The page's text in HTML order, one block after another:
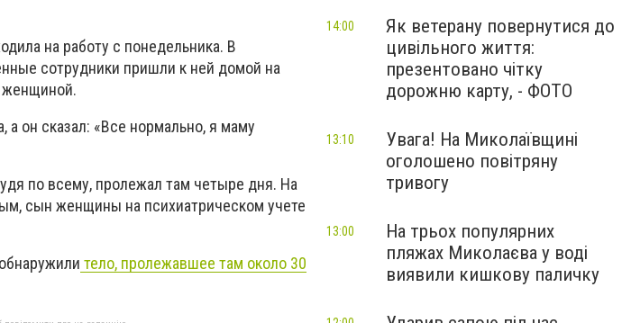
на работу с понедельника. В
сотрудники пришли к ней домой на
женщиной.
он сказал: «Все нормально, я маму
по всему, пролежал там четыре дня. На
сын женщины на психиатрическом учете
тело, пролежавшее там около 30
Як ветерану повернутися до
цивільного життя:
презентовано чітку
дорожню карту, - ФОТО
14:00
Увага! На Миколаївщині
оголошено повітряну
тривогу
13:10
На трьох популярних
пляжах Миколаєва у воді
виявили кишкову паличку
13:00